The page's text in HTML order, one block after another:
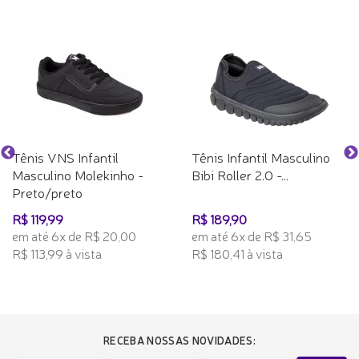
Tênis VNS Infantil
Masculino Molekinho -
Preto/preto
R$ 119,99
em até 6x de R$ 20,00
R$ 113,99 à vista
Tênis Infantil Masculino
Bibi Roller 2.0 -...
R$ 189,90
em até 6x de R$ 31,65
R$ 180,41 à vista
RECEBA NOSSAS NOVIDADES: